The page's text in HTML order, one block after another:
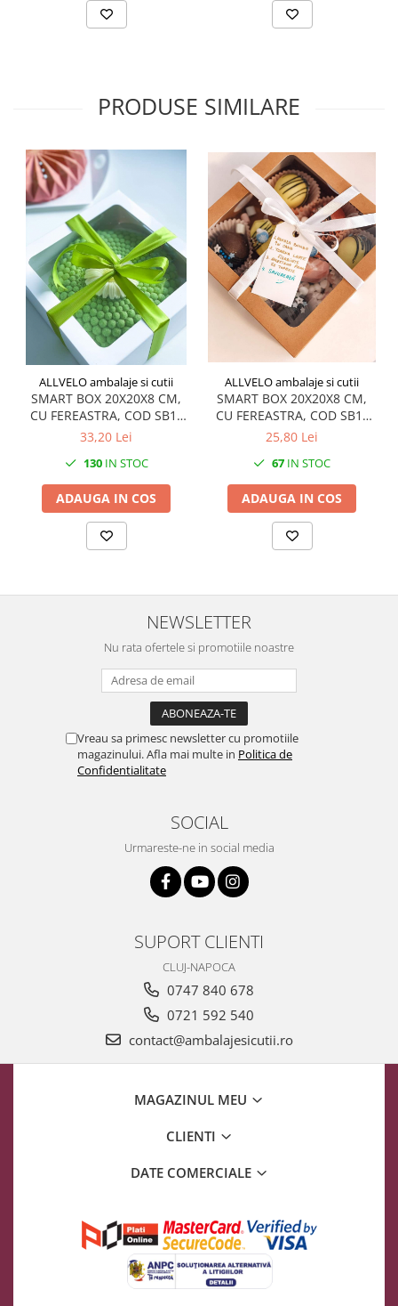
PRODUSE SIMILARE
ALLVELO ambalaje si cutii
SMART BOX 20X20X8 CM,
CU FEREASTRA, COD SB1F
ALB, SET 5 BUC
33,20 Lei
130IN STOC
ADAUGA IN COS
ALLVELO ambalaje si cutii
SMART BOX 20X20X8 CM,
CU FEREASTRA, COD SB1F
NATUR, SET 5 BUC
25,80 Lei
67 IN STOC
ADAUGA IN COS
NEWSLETTER
Nu rata ofertele si promotiile noastre
Vreau sa primesc newsletter cu promotiile
magazinului. Afla mai multe in Politica de
Confidentialitate
SOCIAL
Urmareste-ne in social media
SUPORT CLIENTI
CLUJ-NAPOCA
0747 840 678
0721 592 540
contact@ambalajesicutii.ro
MAGAZINUL MEU
CLIENTI
DATE COMERCIALE